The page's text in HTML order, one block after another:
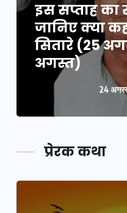
इस सप्ताह का
जानिए क्या
सितारे (25
अगस्त)
24
प्रेरक कथा